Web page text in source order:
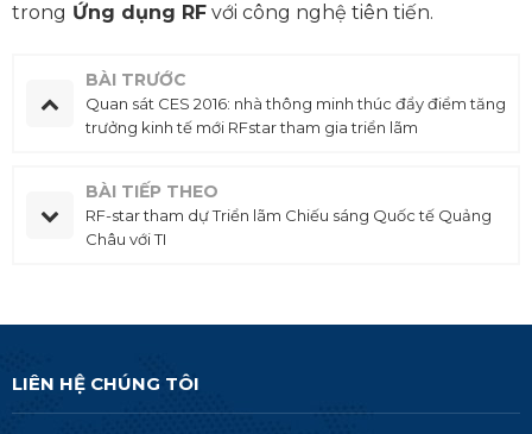
trong Ứng dụng RF với công nghệ tiên tiến.
BÀI TRƯỚC
Quan sát CES 2016: nhà thông minh thúc đẩy điểm tăng
trưởng kinh tế mới RFstar tham gia triển lãm
BÀI TIẾP THEO
RF-star tham dự Triển lãm Chiếu sáng Quốc tế Quảng
Châu với TI
LIÊN HỆ CHÚNG TÔI